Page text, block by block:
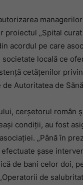
proiectul „Spital curat
acordul pe care
societate locală ce
cetățenilor
Autoritatea de
cerșetorul român
condiții, au fost
„Până în
șase
de bani celor doi,
de